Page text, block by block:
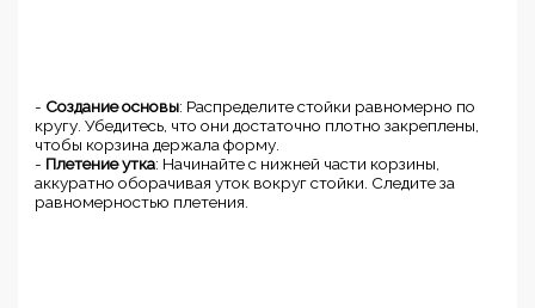
- Создание основы: Распределите стойки равномерно по
кругу. Убедитесь, что они достаточно плотно закреплены,
чтобы корзина держала форму.
- Плетение утка: Начинайте с нижней части корзины,
аккуратно оборачивая уток вокруг стойки. Следите за
равномерностью плетения.